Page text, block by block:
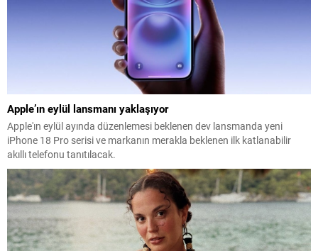
Apple’ın eylül lansmanı yaklaşıyor
Apple'ın eylül ayında düzenlemesi beklenen dev lansmanda yeni
iPhone 18 Pro serisi ve markanın merakla beklenen ilk katlanabilir
akıllı telefonu tanıtılacak.